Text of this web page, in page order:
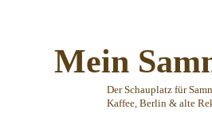
Mein
Der Schauplatz für
Kaffee, Berlin & alte